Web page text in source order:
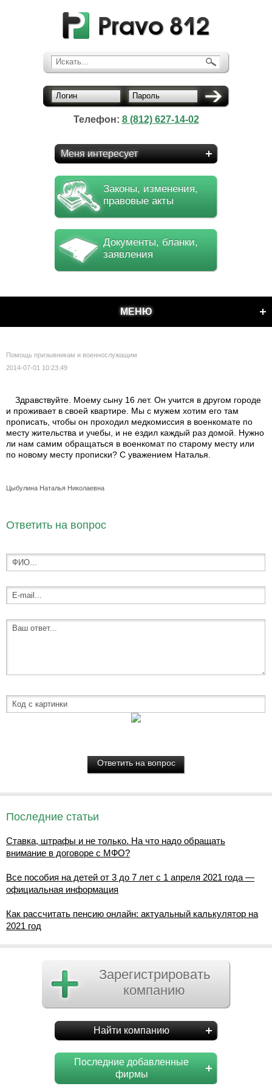
Искать...
Логин Пароль
Телефон: 8 (812) 627-14-02
Меня интересует
Законы, изменения,
правовые акты
Документы, бланки,
заявления
МЕНЮ
Помощь призывникам и военнослужащим
2014-07-01 10:23:49
Здравствуйте. Моему сыну 16 лет. Он учится в другом городе
и проживает в своей квартире. Мы с мужем хотим его там
прописать, чтобы он проходил медкомиссия в военкомате по
месту жительства и учебы, и не ездил каждый раз домой. Нужно
ли нам самим обращаться в военкомат по старому месту или
по новому месту прописки? С уважением Наталья.
Цыбулина Наталья Николаевна
Ответить на вопрос
Последние статьи
Ставка, штрафы и не только. На что надо обращать
внимание в договоре с МФО?
Все пособия на детей от 3 до 7 лет с 1 апреля 2021 года —
официальная информация
Как рассчитать пенсию онлайн: актуальный калькулятор на
2021 год
Зарегистрировать
компанию
Найти компанию
Последние добавленные
фирмы